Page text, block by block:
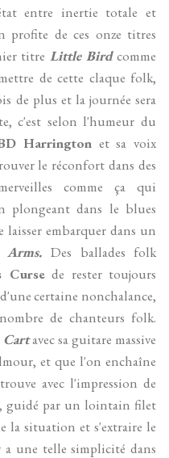
entre inertie totale et
profite de ces onze titres
titre Little Birdcomme
de cette claque folk,
de plus et la journée sera
c'est selon l'humeur du
Harrington et sa voix
le réconfort dans des
comme ça qui
plongeant dans le blues
laisser embarquer dans un
Arms.Des ballades folk
Cursede rester toujours
certaine nonchalance,
de chanteurs folk.
Cartavec sa guitare massive
et que l'on enchaîne
avec l'impression de
guidé par un lointain filet
la situation et s'extraire le
a une telle simplicité dans